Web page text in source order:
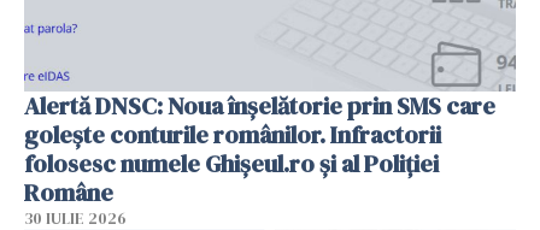
Alertă DNSC: Noua înșelătorie prin SMS care
golește conturile românilor. Infractorii
folosesc numele Ghișeul.ro și al Poliției
Române
30 IULIE 2026